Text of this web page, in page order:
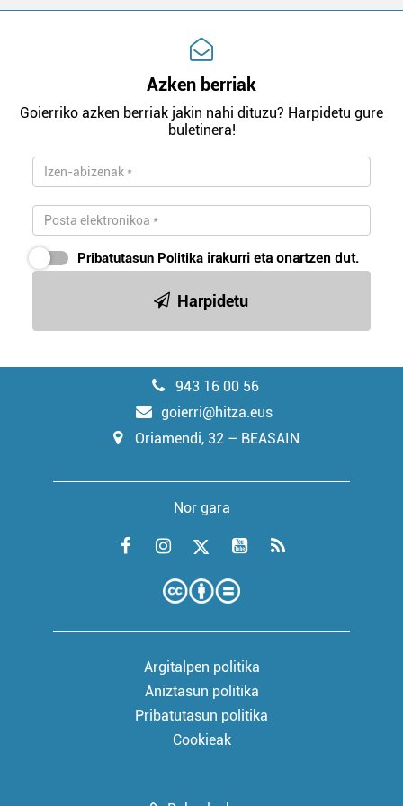
Azken berriak
Goierriko azken berriak jakin nahi dituzu? Harpidetu gure
buletinera!
Pribatutasun Politika irakurri eta onartzen dut.
Harpidetu
943 16 00 56
goierri@hitza.eus
Oriamendi, 32 – BEASAIN
Nor gara
Argitalpen politika
Aniztasun politika
Pribatutasun politika
Cookieak